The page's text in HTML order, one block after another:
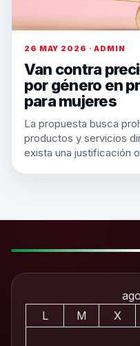
26 MAY 2026 · ADMIN
Van contra
por género en
para mujeres
La propuesta busca
productos y servicios
exista una justificación
L
M X